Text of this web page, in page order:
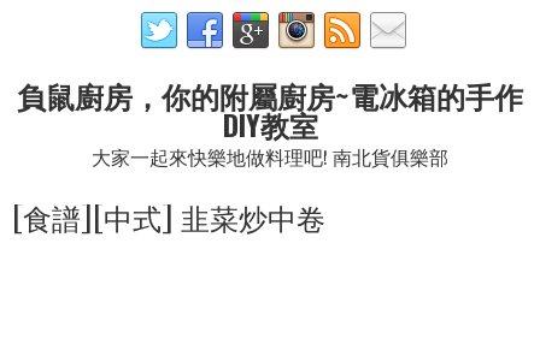
負鼠廚房，你的附屬廚房~電冰箱的手作
DIY教室
大家一起來快樂地做料理吧! 南北貨俱樂部
[食譜][中式] 韭菜炒中卷